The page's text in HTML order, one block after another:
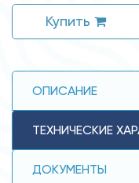
Купить
ОПИСАНИЕ
ТЕХНИЧЕСКИЕ
ДОКУМЕНТЫ